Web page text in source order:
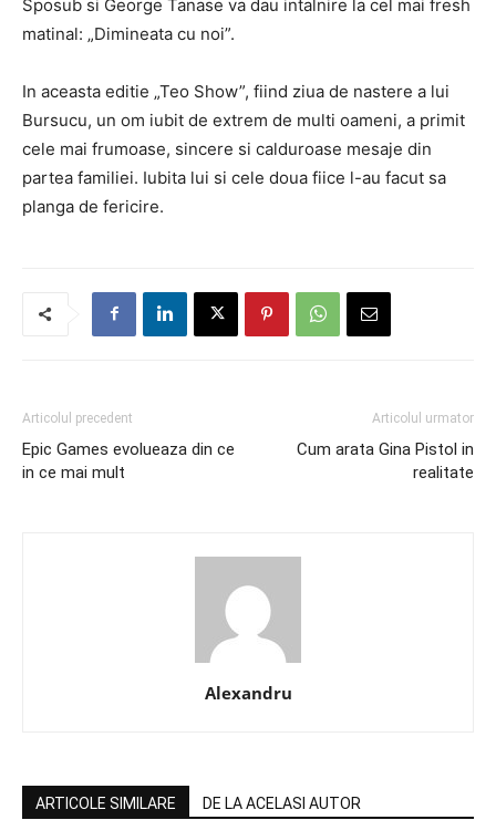
Sposub si George Tanase va dau intalnire la cel mai fresh
matinal: „Dimineata cu noi”.
In aceasta editie „Teo Show”, fiind ziua de nastere a lui
Bursucu, un om iubit de extrem de multi oameni, a primit
cele mai frumoase, sincere si calduroase mesaje din
partea familiei. Iubita lui si cele doua fiice l-au facut sa
planga de fericire.
Articolul precedent
Epic Games evolueaza din ce
in ce mai mult
Articolul urmator
Cum arata Gina Pistol in
realitate
Alexandru
ARTICOLE SIMILARE DE LA ACELASI AUTOR